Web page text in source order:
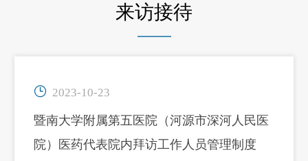
来访接待
 2023-10-23
暨南大学附属第五医院（河源市深河人民医
院）医药代表院内拜访工作人员管理制度